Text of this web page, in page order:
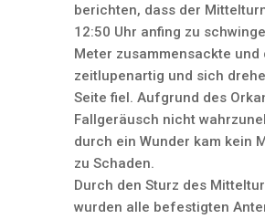
berichten, dass der
12:50 Uhr anfing zu
Meter zusammensackte und
zeitlupenartig und sich
Seite fiel. Aufgrund des
Fallgeräusch nicht
durch ein Wunder kam kein
zu Schaden.
Durch den Sturz des
wurden alle befestigten